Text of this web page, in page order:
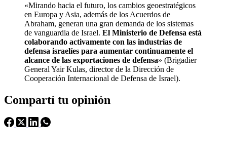
«Mirando hacia el futuro, los cambios geoestratégicos
en Europa y Asia, además de los Acuerdos de
Abraham, generan una gran demanda de los sistemas
de vanguardia de Israel. El Ministerio de Defensa está
colaborando activamente con las industrias de
defensa israelíes para aumentar continuamente el
alcance de las exportaciones de defensa» (Brigadier
General Yair Kulas, director de la Dirección de
Cooperación Internacional de Defensa de Israel).
Compartí tu opinión